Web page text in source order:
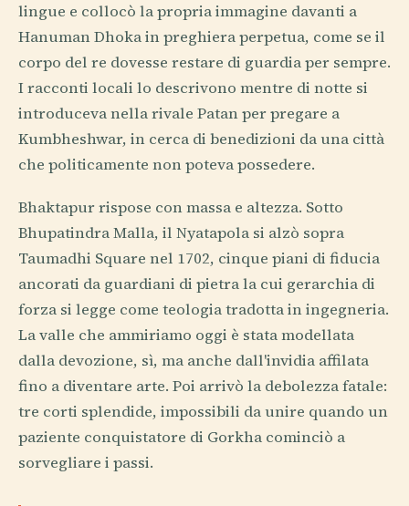
lingue e collocò la propria immagine davanti a
Hanuman Dhoka in preghiera perpetua, come se il
corpo del re dovesse restare di guardia per sempre.
I racconti locali lo descrivono mentre di notte si
introduceva nella rivale Patan per pregare a
Kumbheshwar, in cerca di benedizioni da una città
che politicamente non poteva possedere.
Bhaktapur rispose con massa e altezza. Sotto
Bhupatindra Malla, il Nyatapola si alzò sopra
Taumadhi Square nel 1702, cinque piani di fiducia
ancorati da guardiani di pietra la cui gerarchia di
forza si legge come teologia tradotta in ingegneria.
La valle che ammiriamo oggi è stata modellata
dalla devozione, sì, ma anche dall'invidia affilata
fino a diventare arte. Poi arrivò la debolezza fatale:
tre corti splendide, impossibili da unire quando un
paziente conquistatore di Gorkha cominciò a
sorvegliare i passi.